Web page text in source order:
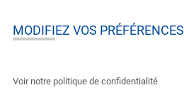
MODIFIEZ VOS PRÉFÉRENCES
Voir notre politique de confidentialité